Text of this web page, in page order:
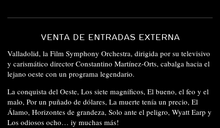
VENTA DE ENTRADAS EXTERNA
Valladolid, la Film Symphony Orchestra, dirigida por su televisivo
y carismático director Constantino Martínez-Orts, cabalga hacia el
lejano oeste con un programa legendario.
La conquista del Oeste, Los siete magníficos, El bueno, el feo y el
malo, Por un puñado de dólares, La muerte tenía un precio, El
Álamo, Horizontes de grandeza, Solo ante el peligro, Wyatt Earp y
Los odiosos ocho… iy muchas más!